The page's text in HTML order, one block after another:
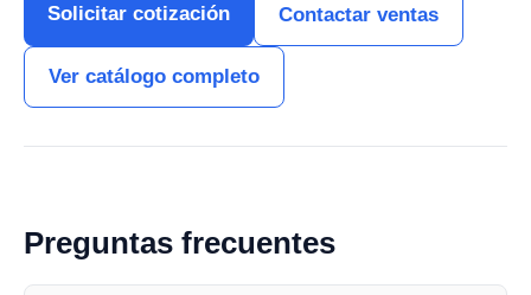
Solicitar cotización Contactar ventas
Ver catálogo completo
Preguntas frecuentes